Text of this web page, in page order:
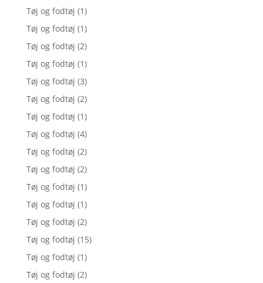
Tøj og fodtøj (1)
Tøj og fodtøj (1)
Tøj og fodtøj (2)
Tøj og fodtøj (1)
Tøj og fodtøj (3)
Tøj og fodtøj (2)
Tøj og fodtøj (1)
Tøj og fodtøj (4)
Tøj og fodtøj (2)
Tøj og fodtøj (2)
Tøj og fodtøj (1)
Tøj og fodtøj (1)
Tøj og fodtøj (2)
Tøj og fodtøj (15)
Tøj og fodtøj (1)
Tøj og fodtøj (2)